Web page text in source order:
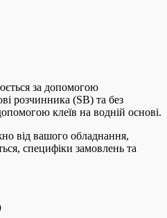
за допомогою
розчинника (SB) та без
клеїв на водній основі.
від вашого обладнання,
специфіки замовлень та